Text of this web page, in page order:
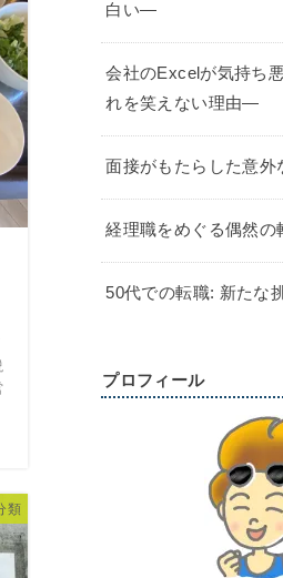
類
白い—
会社のExcelが気持ち
れを笑えない理由—
面接がもたらした意外
経理職をめぐる偶然の
50代での転職: 新たな
プロフィール